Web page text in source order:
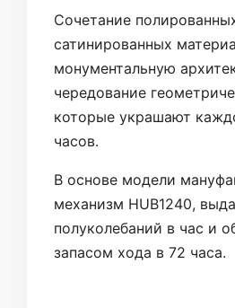
Сочетание
сатинированных
монументальную
чередование
которые украшают
часов.
В основе модели
механизм HUB1240,
полуколебаний в час и
запасом хода в 72 часа.